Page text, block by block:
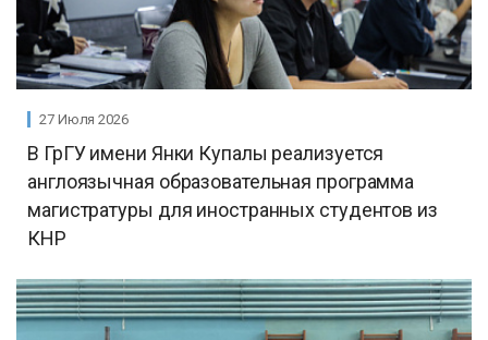
27 Июля 2026
В ГрГУ имени Янки Купалы реализуется
англоязычная образовательная программа
магистратуры для иностранных студентов из
КНР